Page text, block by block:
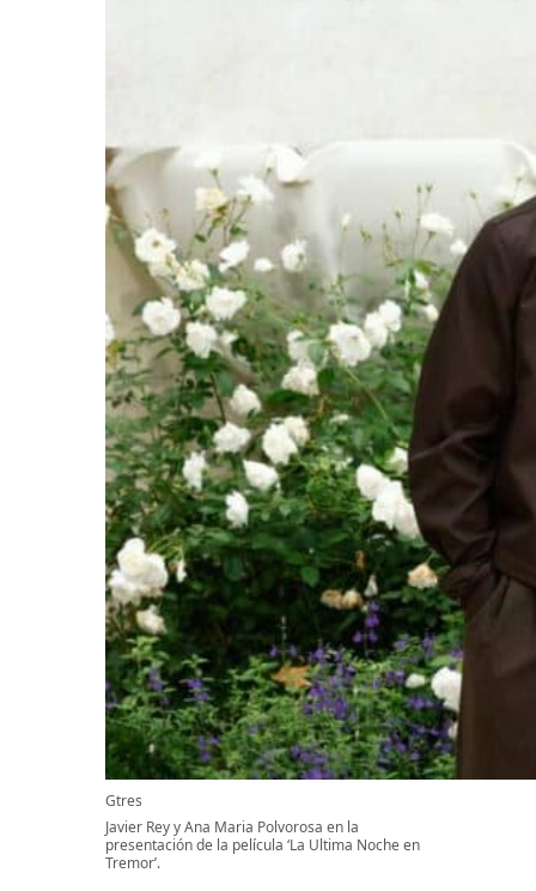
Gtres
Javier Rey y Ana Maria Polvorosa en la
presentación de la película ‘La Ultima Noche en
Tremor’.